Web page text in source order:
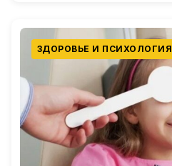
ЗДОРОВЬЕ И ПСИХОЛОГИЯ